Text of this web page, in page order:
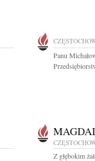
Panu
Z głębokim